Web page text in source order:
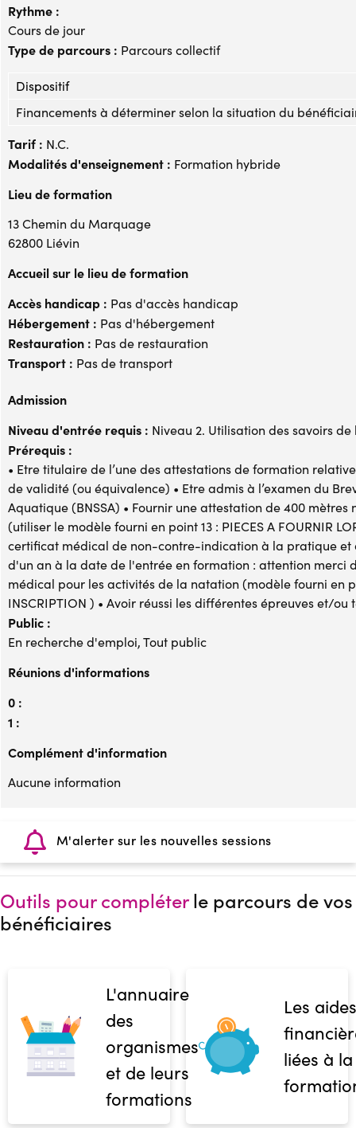
Rythme :
Cours de jour
Type de parcours : Parcours collectif
Dispositif
Financements à déterminer selon la situation du
Tarif : N.C.
Modalités d'enseignement : Formation hybride
Lieu de formation
13 Chemin du Marquage
62800 Liévin
Accueil sur le lieu de formation
Accès handicap : Pas d'accès handicap
Hébergement : Pas d'hébergement
Restauration : Pas de restauration
Transport : Pas de transport
Admission
Niveau d'entrée requis : Niveau 2. Utilisation des savoirs de
Prérequis :
• Etre titulaire de l’une des attestations de formation
de validité (ou équivalence) • Etre admis à l’examen du
Aquatique (BNSSA) • Fournir une attestation de 400
(utiliser le modèle fourni en point 13 : PIECES A FOURNIR
certificat médical de non-contre-indication à la pratique
d'un an à la date de l'entrée en formation : attention merci
médical pour les activités de la natation (modèle fourni en
INSCRIPTION ) • Avoir réussi les différentes épreuves et/ou
Public :
En recherche d'emploi, Tout public
Réunions d'informations
0 :
1 :
Complément d'information
Aucune information
M'alerter sur les nouvelles sessions
Outils pour compléterle parcours de vos
bénéficiaires
L'annuaire
des
organismes
et de leurs
formations
Les aides
liées à la